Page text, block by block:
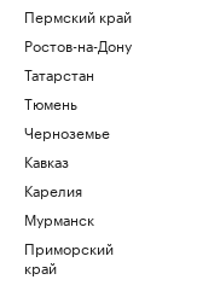
Пермский край
Ростов-на-Дону
Татарстан
Тюмень
Черноземье
Кавказ
Карелия
Мурманск
Приморский
край